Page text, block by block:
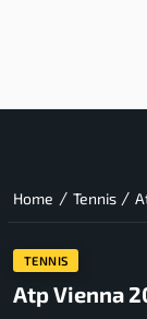
Home / Tennis /
TENNIS
Atp Vienna